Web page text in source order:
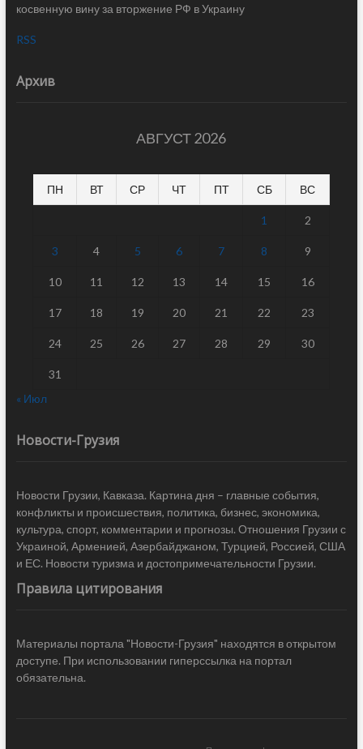
косвенную вину за вторжение РФ в Украину
RSS
Архив
АВГУСТ 2026
ПН ВТ СР ЧТ ПТ СБ ВС
1 2
3 4 5 6 7 8 9
10 11 12 13 14 15 16
17 18 19 20 21 22 23
24 25 26 27 28 29 30
31
« Июл
Новости-Грузия
Новости Грузии, Кавказа. Картина дня – главные события,
конфликты и происшествия, политика, бизнес, экономика,
культура, спорт, комментарии и прогнозы. Отношения Грузии с
Украиной, Арменией, Азербайджаном, Турцией, Россией, США
и ЕС. Новости туризма и достопримечательности Грузии.
Правила цитирования
Материалы портала "Новости-Грузия" находятся в открытом
доступе. При использовании гиперссылка на портал
обязательна.